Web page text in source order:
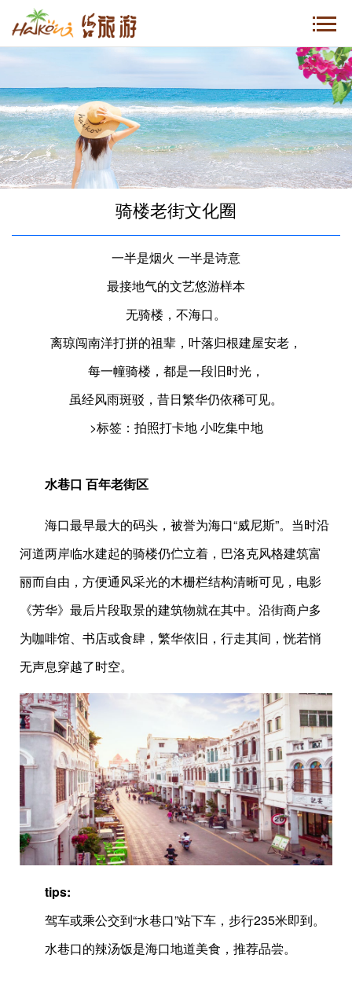
骑楼老街文化圈
一半是烟火 一半是诗意
最接地气的文艺悠游样本
无骑楼，不海口。
离琼闯南洋打拼的祖辈，叶落归根建屋安老，
每一幢骑楼，都是一段旧时光，
虽经风雨斑驳，昔日繁华仍依稀可见。
>标签：拍照打卡地 小吃集中地
水巷口 百年老街区
海口最早最大的码头，被誉为海口“威尼斯”。当时沿
河道两岸临水建起的骑楼仍伫立着，巴洛克风格建筑富
丽而自由，方便通风采光的木栅栏结构清晰可见，电影
《芳华》最后片段取景的建筑物就在其中。沿街商户多
为咖啡馆、书店或食肆，繁华依旧，行走其间，恍若悄
无声息穿越了时空。
tips:
驾车或乘公交到“水巷口”站下车，步行235米即到。
水巷口的辣汤饭是海口地道美食，推荐品尝。